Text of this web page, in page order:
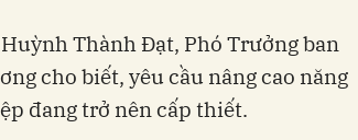
Thành Đạt, Phó Trưởng ban
cho biết, yêu cầu nâng cao năng
đang trở nên cấp thiết.